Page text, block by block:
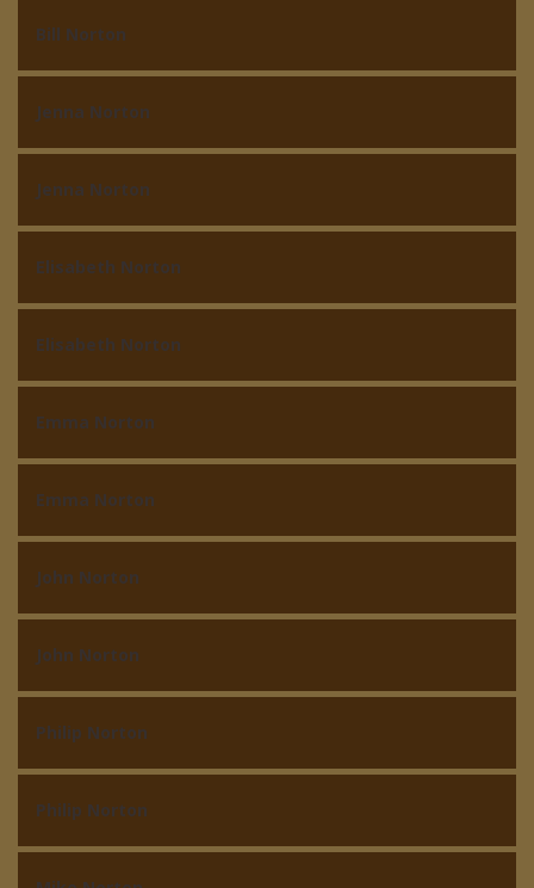
Bill Norton
Jenna Norton
Jenna Norton
Elisabeth Norton
Elisabeth Norton
Emma Norton
Emma Norton
John Norton
John Norton
Philip Norton
Philip Norton